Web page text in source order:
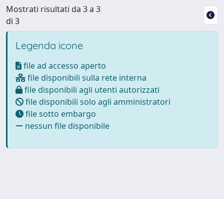
Mostrati risultati da 3 a 3
di 3
Legenda icone
file ad accesso aperto
file disponibili sulla rete interna
file disponibili agli utenti autorizzati
file disponibili solo agli amministratori
file sotto embargo
nessun file disponibile